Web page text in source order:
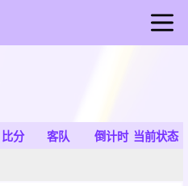
比分 客队 倒计时 当前状态